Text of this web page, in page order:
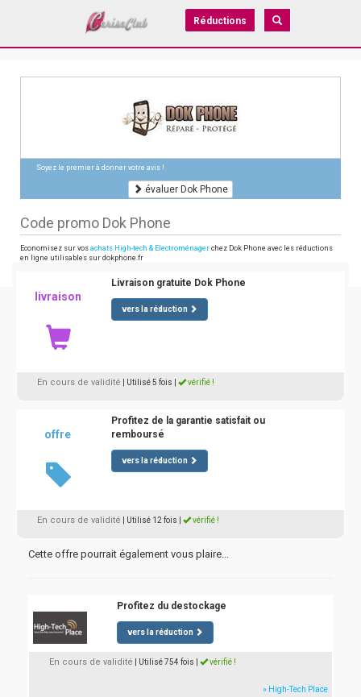
Réductions
Soyez le premier à donner votre avis !
évaluer Dok Phone
Code promo Dok Phone
Economisez sur vos achats High-tech & Electroménager chez Dok Phone avec les réductions
en ligne utilisables sur dokphone.fr
livraison
Livraison gratuite Dok Phone
vers la réduction
En cours de validité | Utilisé 5 fois vérifié !
offre
Profitez de la garantie satisfait ou
remboursé
vers la réduction
En cours de validité | Utilisé 12 fois vérifié !
Cette offre pourrait également vous plaire...
Profitez du destockage
vers la réduction
En cours de validité | Utilisé 754 fois vérifié !
» High-Tech Place